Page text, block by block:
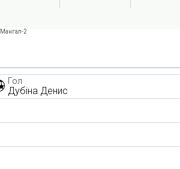
Мангал-2
Гол
Дубіна Денис